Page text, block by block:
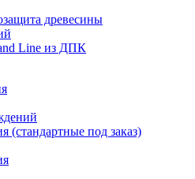
древесины
Line из ДПК
(стандартные под заказ)